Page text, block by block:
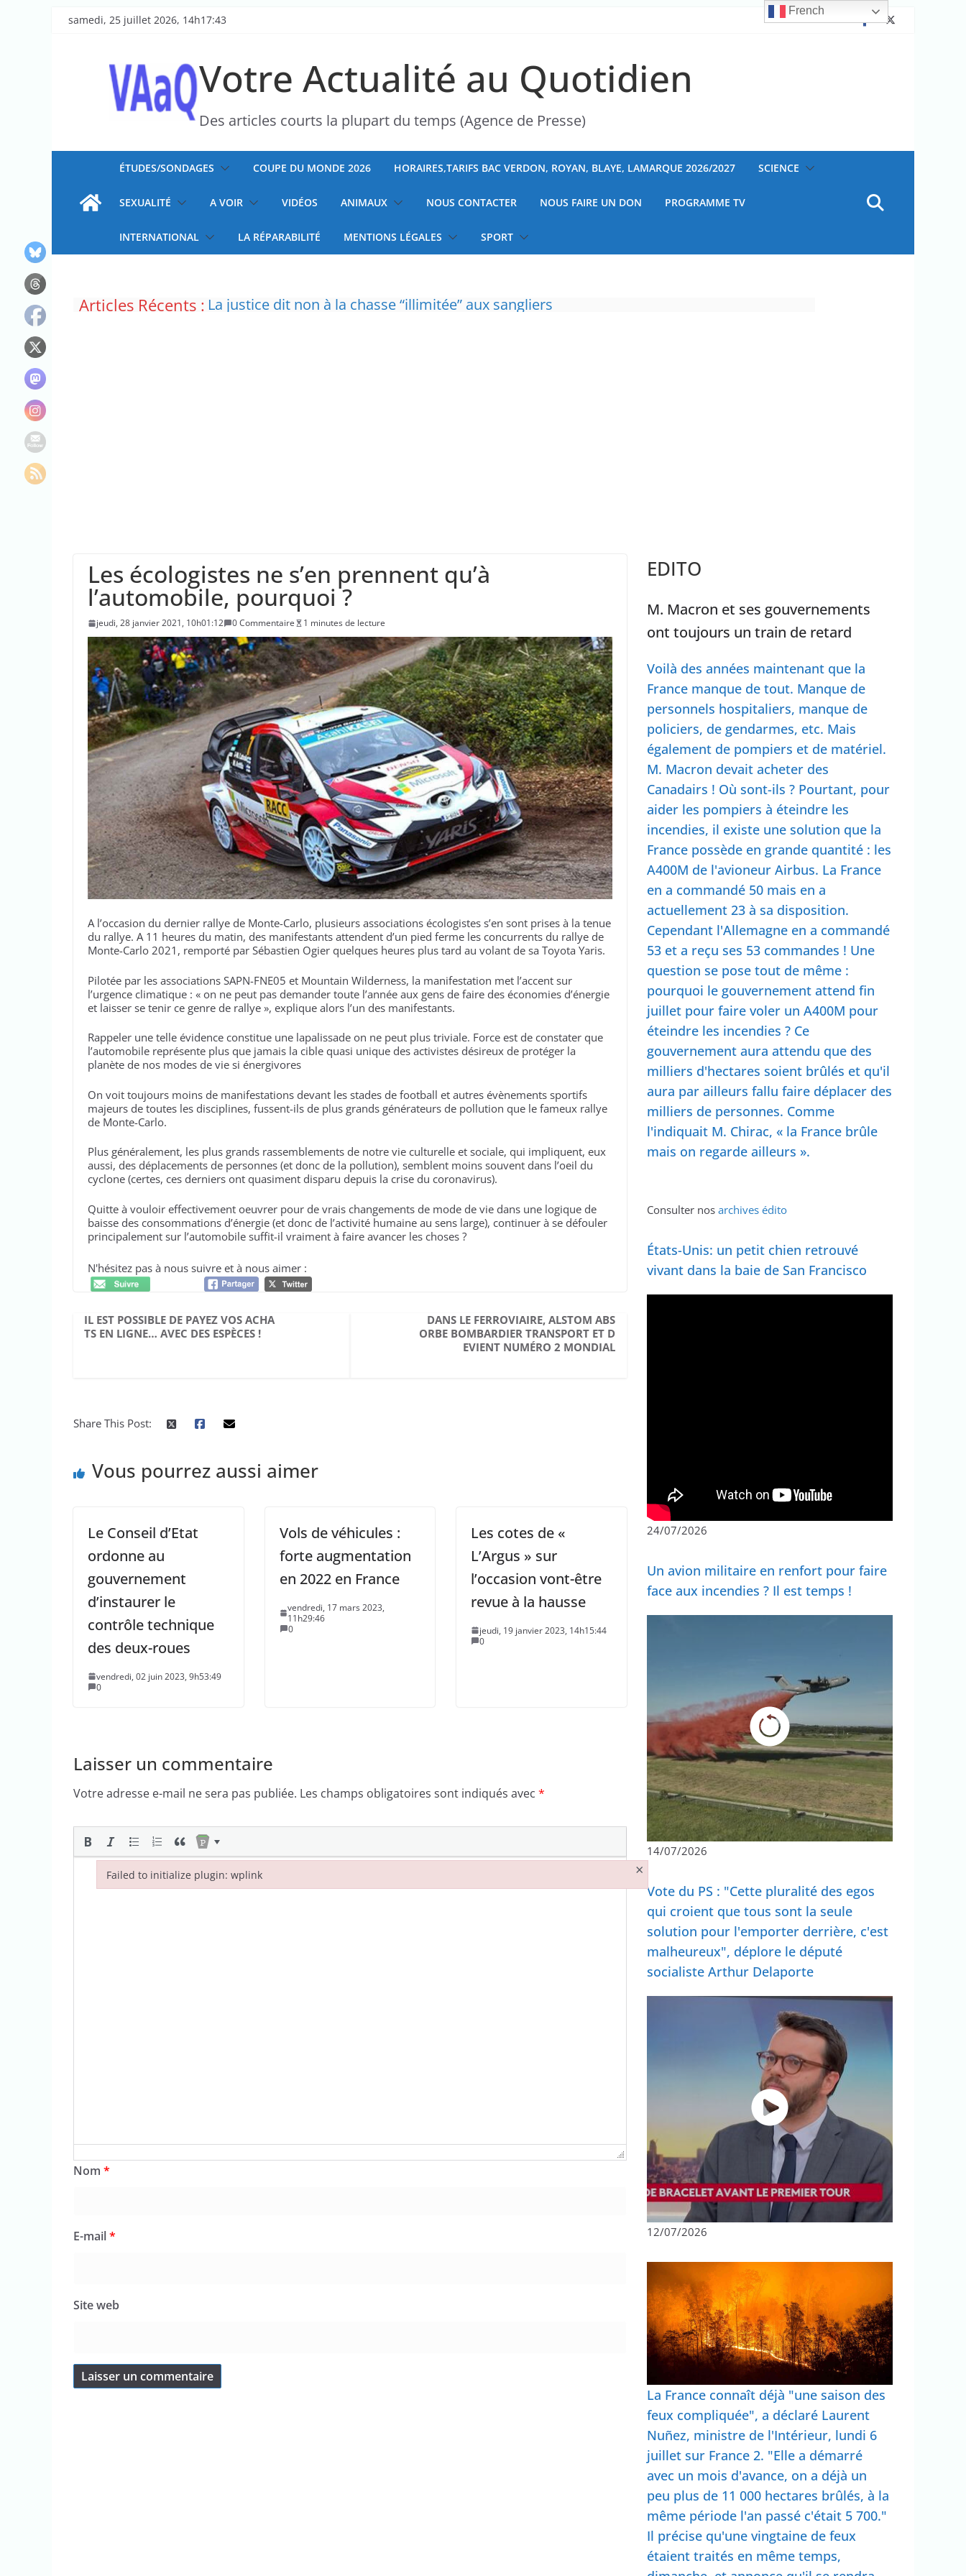
samedi, 25 juillet 2026, 14h17:43
Votre Actualité au Quotidien
Des articles courts la plupart du temps (Agence de Presse)
ÉTUDES/SONDAGES COUPE DU MONDE 2026 HORAIRES,TARIFS BAC VERDON, ROYAN, BLAYE, LAMARQUE 2026/2027 SCIENCE
SEXUALITÉ A VOIR VIDÉOS ANIMAUX NOUS CONTACTER NOUS FAIRE UN DON PROGRAMME TV
INTERNATIONAL LA RÉPARABILITÉ MENTIONS LÉGALES SPORT
Articles Récents : La justice dit non à la chasse “illimitée” aux sangliers
Les écologistes ne s’en prennent qu’à
l’automobile, pourquoi ?
jeudi, 28 janvier 2021, 10h01:12 0 Commentaire 1 minutes de lecture
A l’occasion du dernier rallye de Monte-Carlo, plusieurs associations écologistes s’en sont prises à la tenue
du rallye. A 11 heures du matin, des manifestants attendent d’un pied ferme les concurrents du rallye de
Monte-Carlo 2021, remporté par Sébastien Ogier quelques heures plus tard au volant de sa Toyota Yaris.
Pilotée par les associations SAPN-FNE05 et Mountain Wilderness, la manifestation met l’accent sur
l’urgence climatique : « on ne peut pas demander toute l’année aux gens de faire des économies d’énergie
et laisser se tenir ce genre de rallye », explique alors l’un des manifestants.
Rappeler une telle évidence constitue une lapalissade on ne peut plus triviale. Force est de constater que
l’automobile représente plus que jamais la cible quasi unique des activistes désireux de protéger la
planète de nos modes de vie si énergivores
On voit toujours moins de manifestations devant les stades de football et autres évènements sportifs
majeurs de toutes les disciplines, fussent-ils de plus grands générateurs de pollution que le fameux rallye
de Monte-Carlo.
Plus généralement, les plus grands rassemblements de notre vie culturelle et sociale, qui impliquent, eux
aussi, des déplacements de personnes (et donc de la pollution), semblent moins souvent dans l’oeil du
cyclone (certes, ces derniers ont quasiment disparu depuis la crise du coronavirus).
Quitte à vouloir effectivement oeuvrer pour de vrais changements de mode de vie dans une logique de
baisse des consommations d’énergie (et donc de l’activité humaine au sens large), continuer à se défouler
principalement sur l’automobile suffit-il vraiment à faire avancer les choses ?
N'hésitez pas à nous suivre et à nous aimer :
IL EST POSSIBLE DE PAYEZ VOS ACHA
TS EN LIGNE… AVEC DES ESPÈCES !
DANS LE FERROVIAIRE, ALSTOM ABS
ORBE BOMBARDIER TRANSPORT ET D
EVIENT NUMÉRO 2 MONDIAL
Share This Post:
Vous pourrez aussi aimer
Le Conseil d’Etat
ordonne au
gouvernement
d’instaurer le
contrôle technique
des deux-roues
vendredi, 02 juin 2023, 9h53:49
0
Vols de véhicules :
forte augmentation
en 2022 en France
vendredi, 17 mars 2023,
11h29:46
0
Les cotes de «
L’Argus » sur
l’occasion vont-être
revue à la hausse
jeudi, 19 janvier 2023, 14h15:44
0
Laisser un commentaire
Votre adresse e-mail ne sera pas publiée. Les champs obligatoires sont indiqués avec *
Nom *
E-mail*
Site web
EDITO
M. Macron et ses gouvernements
ont toujours un train de retard
Voilà des années maintenant que la
France manque de tout. Manque de
personnels hospitaliers, manque de
policiers, de gendarmes, etc. Mais
également de pompiers et de matériel.
M. Macron devait acheter des
Canadairs ! Où sont-ils ? Pourtant, pour
aider les pompiers à éteindre les
incendies, il existe une solution que la
France possède en grande quantité : les
A400M de l'avioneur Airbus. La France
en a commandé 50 mais en a
actuellement 23 à sa disposition.
Cependant l'Allemagne en a commandé
53 et a reçu ses 53 commandes ! Une
question se pose tout de même :
pourquoi le gouvernement attend fin
juillet pour faire voler un A400M pour
éteindre les incendies ? Ce
gouvernement aura attendu que des
milliers d'hectares soient brûlés et qu'il
aura par ailleurs fallu faire déplacer des
milliers de personnes. Comme
l'indiquait M. Chirac, « la France brûle
mais on regarde ailleurs ».
Consulter nos archives édito
États-Unis: un petit chien retrouvé
vivant dans la baie de San Francisco
24/07/2026
Un avion militaire en renfort pour faire
face aux incendies ? Il est temps !
14/07/2026
Vote du PS : "Cette pluralité des egos
qui croient que tous sont la seule
solution pour l'emporter derrière, c'est
malheureux", déplore le député
socialiste Arthur Delaporte
12/07/2026
La France connaît déjà "une saison des
feux compliquée", a déclaré Laurent
Nuñez, ministre de l'Intérieur, lundi 6
juillet sur France 2. "Elle a démarré
avec un mois d'avance, on a déjà un
peu plus de 11 000 hectares brûlés, à la
même période l'an passé c'était 5 700."
Il précise qu'une vingtaine de feux
étaient traités en même temps,
French
Failed to initialize plugin: wplink ×
Failed to initialize plugin: wplink